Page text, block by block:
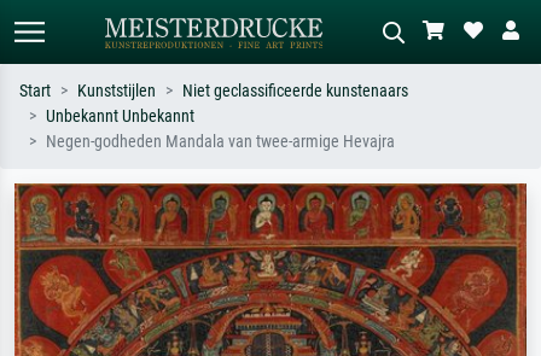
Standaard zoeken AI-beeldzoeker
Monet, Sterrennacht, impressionisme,
Hokusai-golf, naakt.
weide, abstract met veel rood, donker
olieverfschilderij, staand naakt naast
een boom.
Start Kunststijlen
Niet geclassificeerde kunstenaars
Unbekannt Unbekannt
Negen-godheden Mandala van twee-armige Hevajra